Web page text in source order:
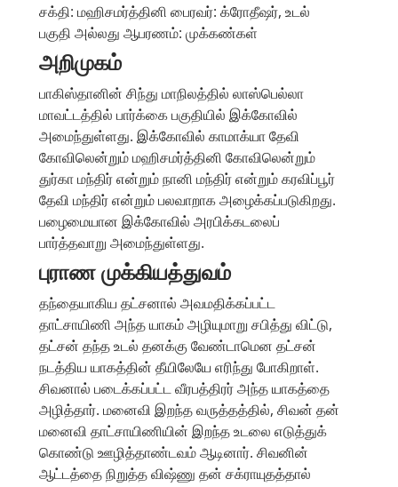
சக்தி: மஹிசமர்த்தினி பைரவர்: க்ரோதீஷர், உடல்
பகுதி அல்லது ஆபரணம்: முக்கண்கள்
அறிமுகம்
பாகிஸ்தானின் சிந்து மாநிலத்தில் லாஸ்பெல்லா
மாவட்டத்தில் பார்க்கை பகுதியில் இக்கோவில்
அமைந்துள்ளது. இக்கோவில் காமாக்யா தேவி
கோவிலென்றும் மஹிசமர்த்தினி கோவிலென்றும்
துர்கா மந்திர் என்றும் நானி மந்திர் என்றும் கரவிப்பூர்
தேவி மந்திர் என்றும் பலவாறாக அழைக்கப்படுகிறது.
பழைமையான இக்கோவில் அரபிக்கடலைப்
பார்த்தவாறு அமைந்துள்ளது.
புராண முக்கியத்துவம்
தந்தையாகிய தட்சனால் அவமதிக்கப்பட்ட
தாட்சாயிணி அந்த யாகம் அழியுமாறு சபித்து விட்டு,
தட்சன் தந்த உடல் தனக்கு வேண்டாமென தட்சன்
நடத்திய யாகத்தின் தீயிலேயே எரிந்து போகிறாள்.
சிவனால் படைக்கப்பட்ட வீரபத்திரர் அந்த யாகத்தை
அழித்தார். மனைவி இறந்த வருத்தத்தில், சிவன் தன்
மனைவி தாட்சாயிணியின் இறந்த உடலை எடுத்துக்
கொண்டு ஊழித்தாண்டவம் ஆடினார். சிவனின்
ஆட்டத்தை நிறுத்த விஷ்ணு தன் சக்ராயுதத்தால்